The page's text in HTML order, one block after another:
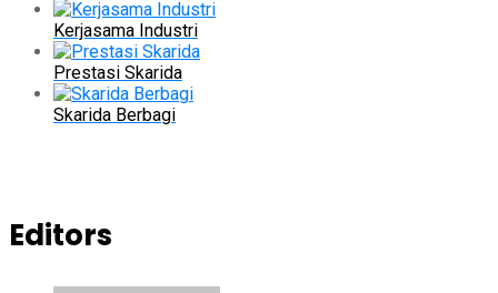
Kerjasama Industri
Prestasi Skarida
Skarida Berbagi
Editors